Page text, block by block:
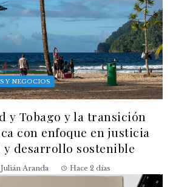
Y NEGOCIOS
y Tobago y la transición
con enfoque en justicia
y desarrollo sostenible
Julián Aranda Hace 2 días